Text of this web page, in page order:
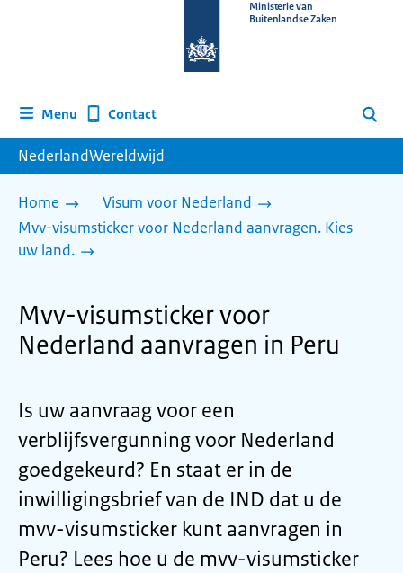
homepage
Ministerie van
Buitenlandse Zaken
Menu Contact Zoeken
NederlandWereldwijd
Home
Visum voor Nederland
Mvv-visumsticker voor Nederland aanvragen. Kies
uw land.
Mvv-visumsticker voor
Nederland aanvragen in Peru
Is uw aanvraag voor een
verblijfsvergunning voor Nederland
goedgekeurd? En staat er in de
inwilligingsbrief van de IND dat u de
mvv-visumsticker kunt aanvragen in
Peru? Lees hoe u de mvv-visumsticker